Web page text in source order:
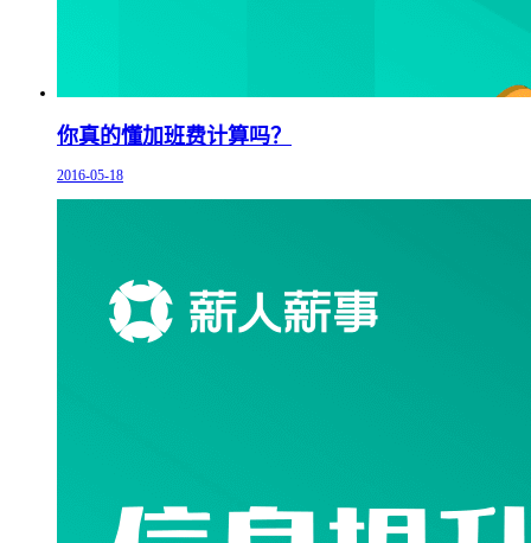
你真的懂加班费计算吗？
2016-05-18